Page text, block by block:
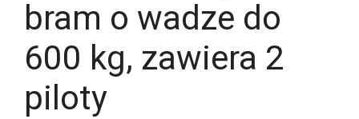
bram o wadze do
600 kg, zawiera 2
piloty